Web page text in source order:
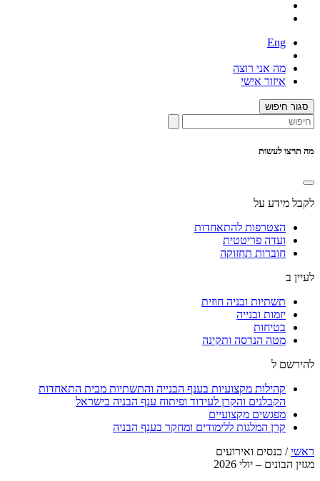
Eng
מה אני רוצה
איזור אישי
סגור חיפוש
מה תרצו לעשות
לקבל מידע על
הצטרפות להתאחדות
ועדה פריטטית
חוברות תחזוקה
לעיין ב
תשתיות ובניה חוזית
יזמות ובנייה
בטיחות
מטה הנדסה ותקינה
להירשם ל
קהילות מקצועיות בענף הבנייה והתשתיות מבית התאחדות
הקבלנים והקרן לעידוד ופיתוח ענף הבניה בישראל
מפגשים מקצועיים
קרן המלגות ללימודים ומחקר בענף הבניה
ראשי/ כנסים ואירועים
מגזין הבונים – יולי 2026